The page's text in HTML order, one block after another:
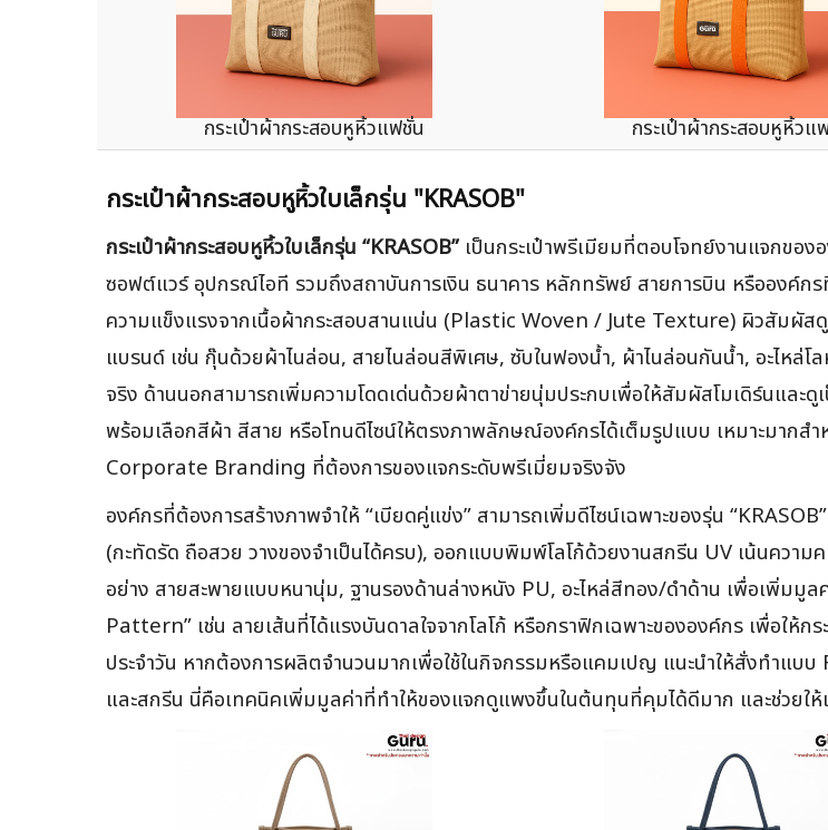
กระเป๋าผ้ากระสอบหูหิ้วแฟชั่น กระเป๋าผ้ากระสอบหูหิ้วแ
กระเป๋าผ้ากระสอบหูหิ้วใบเล็กรุ่น "KRASOB"
กระเป๋าผ้ากระสอบหูหิ้วใบเล็กรุ่น “KRASOB” เป็นกระเป๋าพรีเมียมที่ตอบโจทย์งานแจกขอ
ซอฟต์แวร์ อุปกรณ์ไอที รวมถึงสถาบันการเงิน ธนาคาร หลักทรัพย์ สายการบิน หรือองค์ก
ความแข็งแรงจากเนื้อผ้ากระสอบสานแน่น (Plastic Woven / Jute Texture) ผิวสัมผัสดู
แบรนด์ เช่น กุ๊นด้วยผ้าไนล่อน, สายไนล่อนสีพิเศษ, ซับในฟองน้ำ, ผ้าไนล่อนกันน้ำ, อะไหล่โ
จริง ด้านนอกสามารถเพิ่มความโดดเด่นด้วยผ้าตาข่ายนุ่มประกบเพื่อให้สัมผัสโมเดิร์นแล
พร้อมเลือกสีผ้า สีสาย หรือโทนดีไซน์ให้ตรงภาพลักษณ์องค์กรได้เต็มรูปแบบ เหมาะมากส
Corporate Branding ที่ต้องการของแจกระดับพรีเมี่ยมจริงจัง
องค์กรที่ต้องการสร้างภาพจำให้ “เบียดคู่แข่ง” สามารถเพิ่มดีไซน์เฉพาะของรุ่น
(กะทัดรัด ถือสวย วางของจำเป็นได้ครบ), ออกแบบพิมพ์โลโก้ด้วยงานสกรีน UV เน้นความ
อย่าง สายสะพายแบบหนานุ่ม, ฐานรองด้านล่างหนัง PU, อะไหล่สีทอง/ดำด้าน เพื่อเพิ่มมู
Pattern” เช่น ลายเส้นที่ได้แรงบันดาลใจจากโลโก้ หรือกราฟิกเฉพาะขององค์กร เพื่อให้ก
ประจำวัน หากต้องการผลิตจำนวนมากเพื่อใช้ในกิจกรรมหรือแคมเปญ แนะนำให้สั่งทำ
และสกรีน นี่คือเทคนิคเพิ่มมูลค่าที่ทำให้ของแจกดูแพงขึ้นในต้นทุนที่คุมได้ดีมาก และช่วย